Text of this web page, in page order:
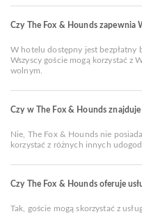
Czy The Fox & Hounds zapewnia
W hotelu dostępny jest bezpłatny
Wszyscy goście mogą korzystać z
wolnym.
Czy w The Fox & Hounds znajduje
Nie, The Fox & Hounds nie
korzystać z różnych innych
Czy The Fox & Hounds oferuje
Tak, goście mogą skorzystać z